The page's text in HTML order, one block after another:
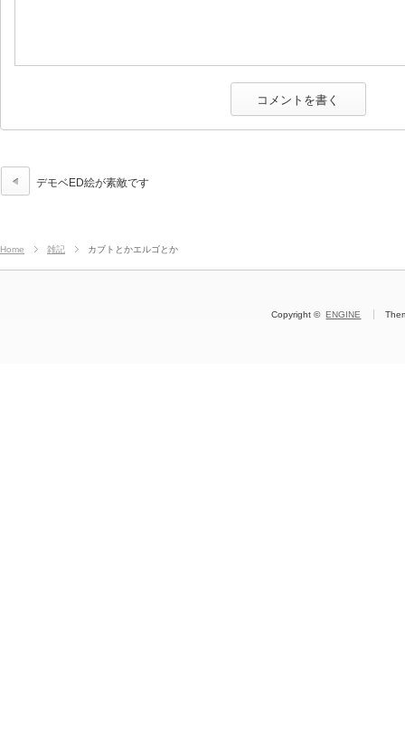
デモベED絵が素敵です
Home 雑記 カブトとかエルゴとか
Copyright ©ENGINE